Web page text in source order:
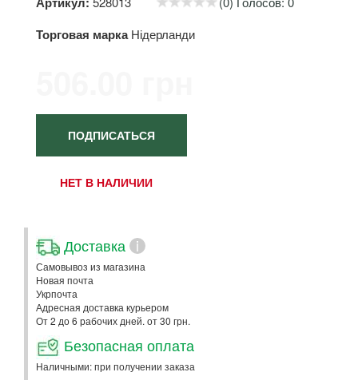
Торговая марка Нідерланди
ПОДПИСАТЬСЯ
НЕТ В НАЛИЧИИ
Доставка i
Самовывоз из магазина
Новая почта
Укрпочта
Адресная доставка курьером
От 2 до 6 рабочих дней. от 30 грн.
Безопасная оплата
Наличными: при получении заказа